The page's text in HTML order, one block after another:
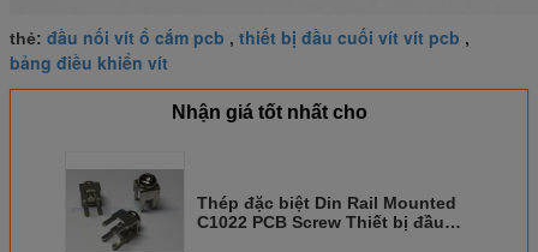
thẻ: đầu nối vít ổ cắm pcb , thiết bị đầu cuối vít vít pcb ,
bảng điều khiển vít
Nhận giá tốt nhất cho
Thép đặc biệt Din Rail Mounted
C1022 PCB Screw Thiết bị đầu